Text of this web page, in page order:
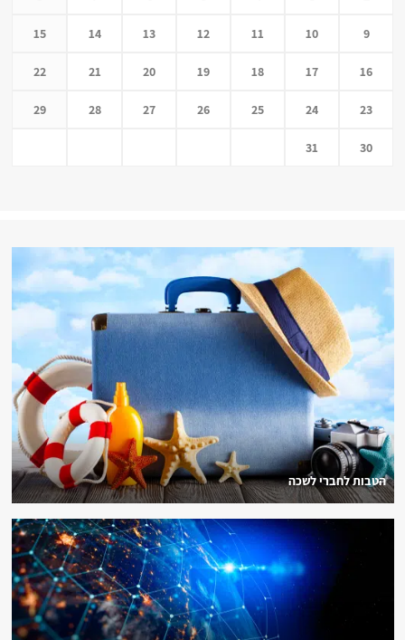
9
10
11
12
13
14
15
16
17
18
19
20
21
22
23
24
25
26
27
28
29
30
31
הטבות לחברי לשכה